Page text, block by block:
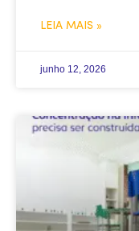
LEIA MAIS »
junho 12, 2026